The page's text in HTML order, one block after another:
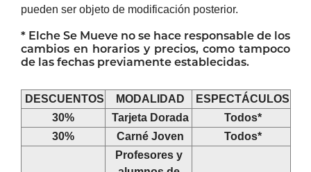
pueden ser objeto de modificación posterior.
* Elche Se Mueve no se hace responsable de los
cambios en horarios y precios, como tampoco
de las fechas previamente establecidas.
DESCUENTOS MODALIDAD
ESPECTÁCULOS
30%
Tarjeta Dorada
Todos*
30%
Carné Joven
Todos*
Profesores y